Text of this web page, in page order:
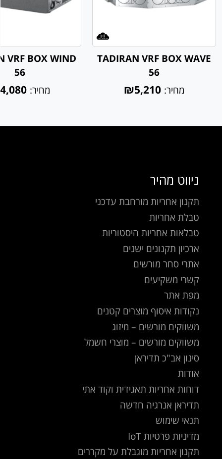
TADIRAN VRF BOX WAVE
56
מחיר: ₪5,210
VRF BOX WIND
56
מחיר:
ניווט מהיר
תקנון אחריות מורחבת עדכני
טבלת אחריות
טבלאות אחריות היסטוריות
ארכיון תקנונים ישנים
אתרי סחר מורשים
קשרי משקיעים
מפת אתר
נקודות איסוף מוצרים קטנים
משווקים מורשים – מיזוג
משווקים מורשים – מוצרי חשמל
סינון אב"כ תדיראן
אודות
דוחות אחריות תאגידית וקוד אתי
תדיראן אנרגיה חדשה
תנאי שימוש
מדיניות פרטיות IoT
תקנון אחריות מוגבלת על מקררים